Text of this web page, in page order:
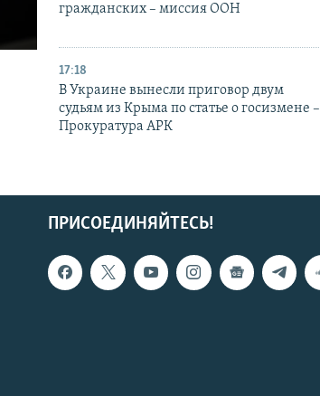
гражданских – миссия ООН
17:18
В Украине вынесли приговор двум
судьям из Крыма по статье о госизмене –
Прокуратура АРК
ПРИСОЕДИНЯЙТЕСЬ!